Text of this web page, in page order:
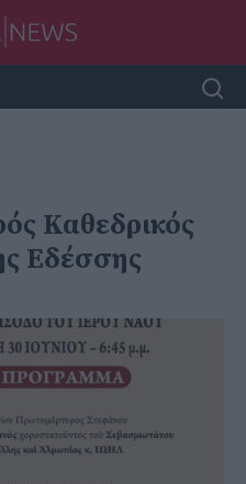
Καθεδρικός
Εδέσσης